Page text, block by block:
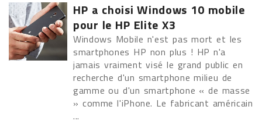
HP a choisi Windows 10 mobile
pour le HP Elite X3
Windows Mobile n'est pas mort et les
smartphones HP non plus ! HP n'a
jamais vraiment visé le grand public en
recherche d'un smartphone milieu de
gamme ou d'un smartphone « de masse
» comme l'iPhone. Le fabricant américain
...